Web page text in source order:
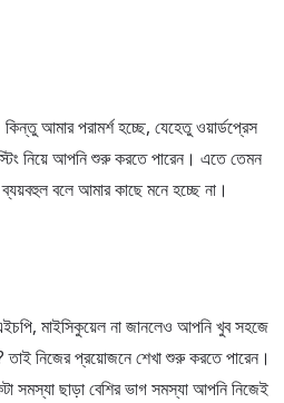
আমার পরামর্শ হচ্ছে, যেহেতু ওয়ার্ডপ্রেস
নিয়ে আপনি শুরু করতে পারেন। এতে তেমন
বলে আমার কাছে মনে হচ্ছে না।
মাইসিকুয়েল না জানলেও আপনি খুব সহজে
তাই নিজের প্রয়োজনে শেখা শুরু করতে পারেন।
ছাড়া বেশির ভাগ সমস্যা আপনি নিজেই